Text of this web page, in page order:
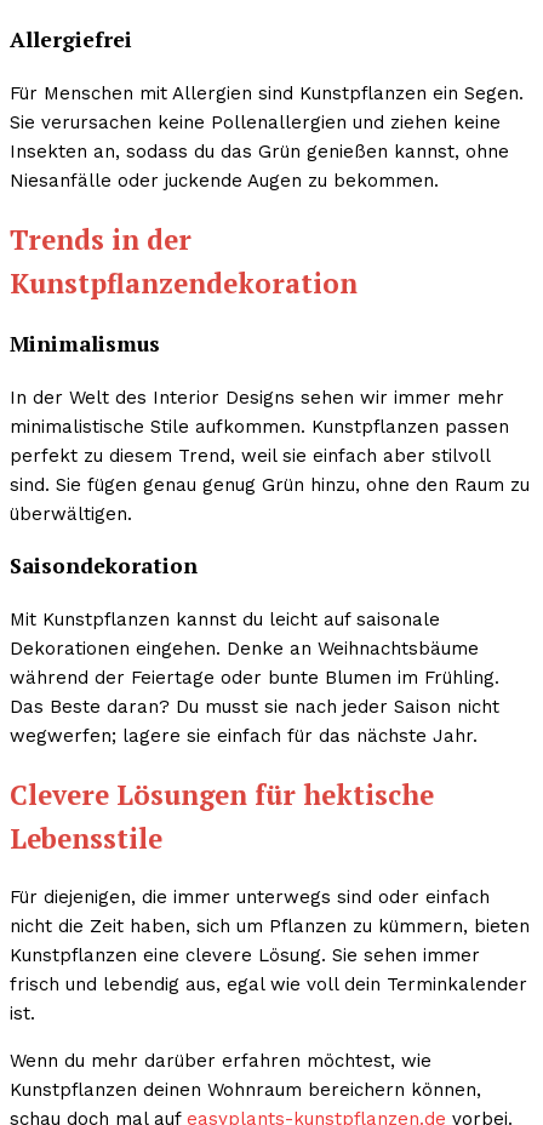
Allergiefrei
Für Menschen mit Allergien sind Kunstpflanzen ein Segen.
Sie verursachen keine Pollenallergien und ziehen keine
Insekten an, sodass du das Grün genießen kannst, ohne
Niesanfälle oder juckende Augen zu bekommen.
Trends in der
Kunstpflanzendekoration
Minimalismus
In der Welt des Interior Designs sehen wir immer mehr
minimalistische Stile aufkommen. Kunstpflanzen passen
perfekt zu diesem Trend, weil sie einfach aber stilvoll
sind. Sie fügen genau genug Grün hinzu, ohne den Raum zu
überwältigen.
Saisondekoration
Mit Kunstpflanzen kannst du leicht auf saisonale
Dekorationen eingehen. Denke an Weihnachtsbäume
während der Feiertage oder bunte Blumen im Frühling.
Das Beste daran? Du musst sie nach jeder Saison nicht
wegwerfen; lagere sie einfach für das nächste Jahr.
Clevere Lösungen für hektische
Lebensstile
Für diejenigen, die immer unterwegs sind oder einfach
nicht die Zeit haben, sich um Pflanzen zu kümmern, bieten
Kunstpflanzen eine clevere Lösung. Sie sehen immer
frisch und lebendig aus, egal wie voll dein Terminkalender
ist.
Wenn du mehr darüber erfahren möchtest, wie
Kunstpflanzen deinen Wohnraum bereichern können,
schau doch mal auf easyplants-kunstpflanzen.de vorbei.